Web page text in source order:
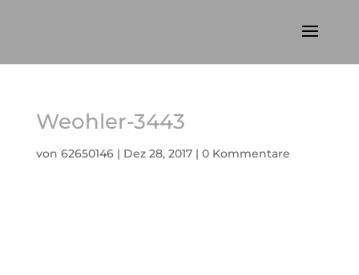
Weohler-3443
von 62650146| Dez 28, 2017| 0 Kommentare